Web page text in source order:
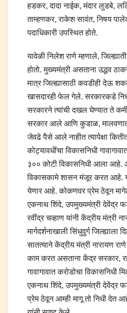
हडकर, दादा नाईक, मंदार लुडबे,
ताम्हणकर, राकेश सावंत, निषय
पदाधिकारी उपस्थित होते.
यावेळी निलेश राणे म्हणाले,
होतो. मुख्यमंत्री असताना उद्धव
मात्र जिल्ह्यासाठी कवडीही देऊ
खासदारही फेल गेले. सरकारकडे
सरकारने त्यांची दखल घेण्यात ते
सरकार आले आणि कुडाळ, मालवणात
जेवढे पैसे आले नाहीत त्यापेक्षा
कोट्यावधींचा विकासनिधी
३०० कोटी विकासनिधी आला आहे.
विकासकामे शासन मंजूर करत आहे.
येणार आहे. कोकणवर प्रेम ठेवून
एकनाथ शिंदे, उपमुख्यमंत्री देवेंद्र
रवींद्र चव्हाण यांनी केंद्रीय मंत्री
मार्गदर्शनाखाली सिंधुदुर्ग जिल्ह्याला
सातत्याने केंद्रीय मंत्री नारायण राणे
काम करत असताना केंद्र सरकार,
गावागावात करोडोचा विकासनिधी
एकनाथ शिंदे, उपमुख्यमंत्री देवेंद्र
प्रेम ठेवून आम्ही मागू तो निधी देत